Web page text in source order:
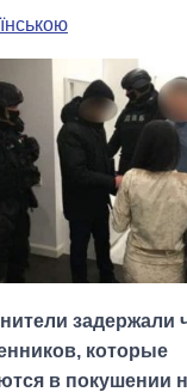
задержали
которые
в покушении